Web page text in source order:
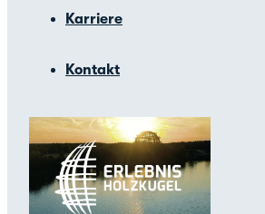
Karriere
Kontakt